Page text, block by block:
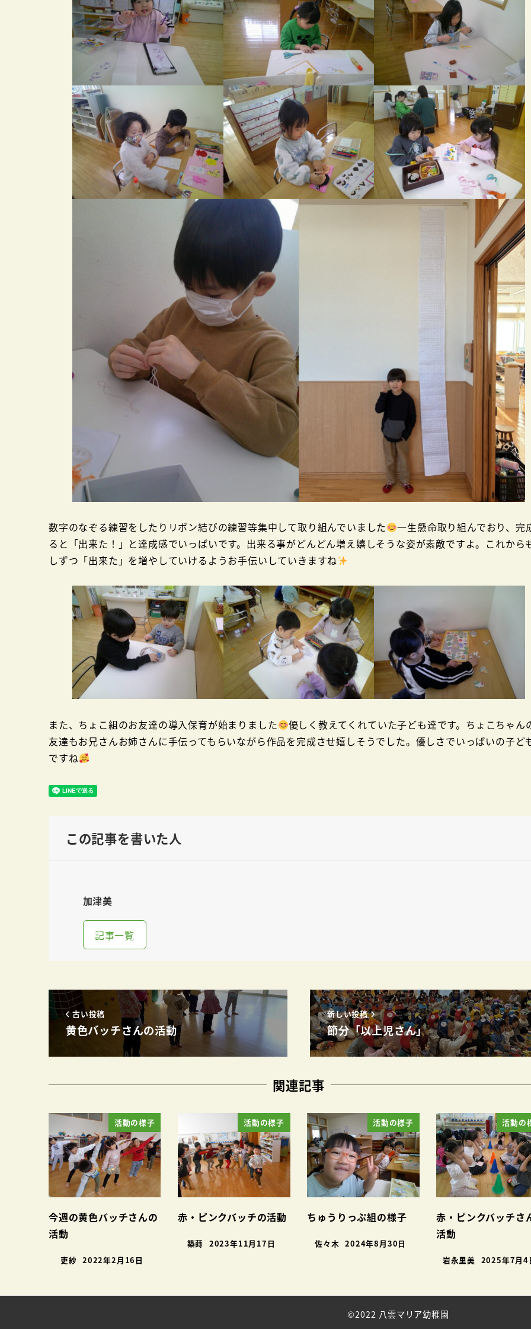
数字のなぞる練習をしたりリボン結びの練習等集中して取り組んでいました
一生懸命取り組んでおり、完
ると「出来た！」と達成感でいっぱいです。出来る事がどんどん増え嬉しそうな姿が素敵ですよ。これから
しずつ「出来た」を増やしていけるようお手伝いしていきますね
また、ちょこ組のお友達の導入保育が始まりました
優しく教えてくれていた子ども達です。ちょこちゃん
友達もお兄さんお姉さんに手伝ってもらいながら作品を完成させ嬉しそうでした。優しさでいっぱいの子ど
ですね
この記事を書いた人
加津美
記事一覧
古い投稿
黄色バッチさんの活動
新しい投稿
節分「以上児さん」
関連記事
活動の様子
今週の黄色バッチさんの
活動
吏紗 2022年2月16日
活動の様子
赤・ピンクバッチの活動
築蒔 2023年11月17日
活動の様子
ちゅうりっぷ組の様子
佐々木 2024年8月30日
活動の
赤・ピンクバッチさ
活動
岩永里美 2025年7月4
©2022 八雲マリア幼稚園